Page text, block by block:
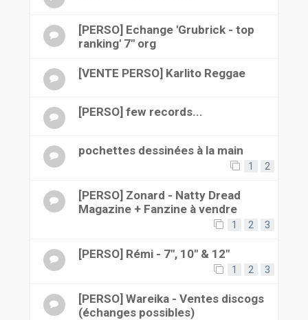
[PERSO] Echange 'Grubrick - top
ranking' 7" org
[VENTE PERSO] Karlito Reggae
[PERSO] few records...
pochettes dessinées à la main
1 2
[PERSO] Zonard - Natty Dread
Magazine + Fanzine à vendre
1 2 3
[PERSO] Rémi - 7", 10" & 12"
1 2 3
[PERSO] Wareika - Ventes discogs
(échanges possibles)